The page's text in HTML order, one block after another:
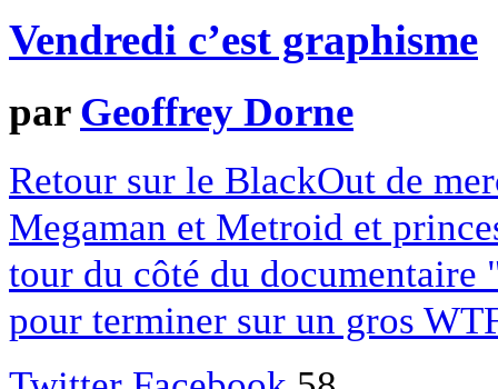
Vendredi c’est graphisme
par Geoffrey Dorne
Retour sur le BlackOut de
Megaman et Metroid et
tour du côté du documentaire
pour terminer sur un gros